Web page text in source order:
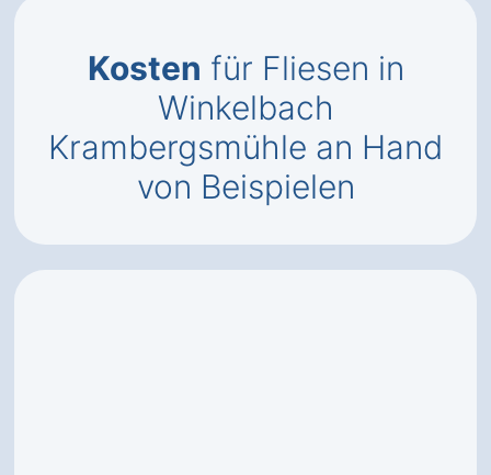
Kosten für Fliesen in
Winkelbach
Krambergsmühle an Hand
von Beispielen